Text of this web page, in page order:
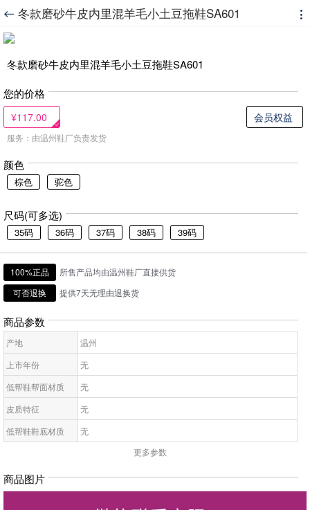
 冬款磨砂牛皮内里混羊毛小土豆拖鞋SA601 
冬款磨砂牛皮内里混羊毛小土豆拖鞋SA601
您的价格
¥117.00 会员权益
服务：由温州鞋厂负责发货
颜色
棕色 驼色
尺码(可多选)
35码 36码 37码 38码 39码
100%正品
所售产品均由温州鞋厂直接供货
可否退换
提供7天无理由退换货
商品参数
产地
温州
上市年份
无
低帮鞋帮面材质
无
皮质特征
无
低帮鞋鞋底材质
无
鞋鞋跟高
无
更多参数
商品图片